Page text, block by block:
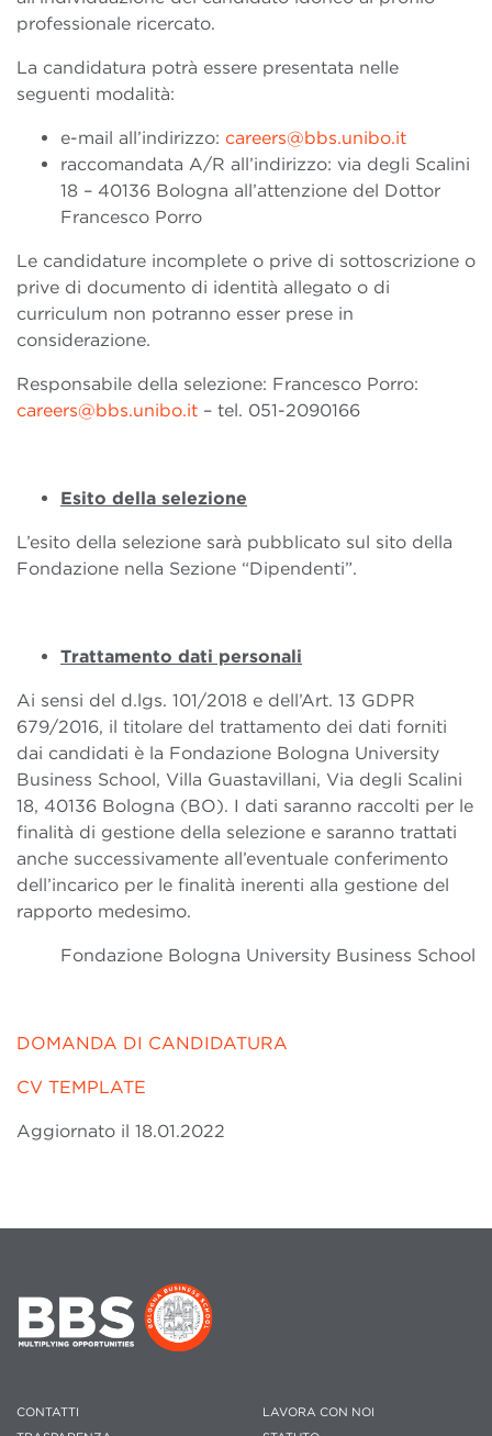
professionale ricercato.
La candidatura potrà essere presentata nelle
seguenti modalità:
e-mail all’indirizzo: careers@bbs.unibo.it
raccomandata A/R all’indirizzo: via degli Scalini
18 – 40136 Bologna all’attenzione del Dottor
Francesco Porro
Le candidature incomplete o prive di sottoscrizione o
prive di documento di identità allegato o di
curriculum non potranno esser prese in
considerazione.
Responsabile della selezione: Francesco Porro:
careers@bbs.unibo.it – tel. 051-2090166
Esito della selezione
L’esito della selezione sarà pubblicato sul sito della
Fondazione nella Sezione “Dipendenti”.
Trattamento dati personali
Ai sensi del d.lgs. 101/2018 e dell’Art. 13 GDPR
679/2016, il titolare del trattamento dei dati forniti
dai candidati è la Fondazione Bologna University
Business School, Villa Guastavillani, Via degli Scalini
18, 40136 Bologna (BO). I dati saranno raccolti per le
finalità di gestione della selezione e saranno trattati
anche successivamente all’eventuale conferimento
dell’incarico per le finalità inerenti alla gestione del
rapporto medesimo.
Fondazione Bologna University Business School
DOMANDA DI CANDIDATURA
CV TEMPLATE
Aggiornato il 18.01.2022
CONTATTI
LAVORA CON NOI